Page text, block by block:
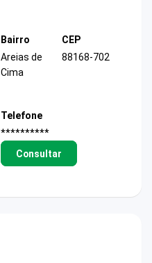
Bairro
Areias de
Cima
CEP
88168-702
Telefone
**********
Consultar